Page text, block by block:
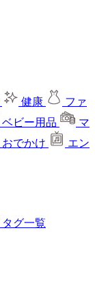
健康
ファ
ベビー用品
マ
おでかけ
エン
タグ一覧